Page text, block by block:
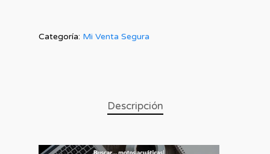
Categoría: Mi Venta Segura
Descripción